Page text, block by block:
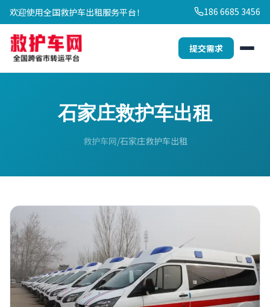
欢迎使用全国救护车出租服务平台！ 186 6685 3456
提交需求
石家庄救护车出租
救护车网 石家庄救护车出租